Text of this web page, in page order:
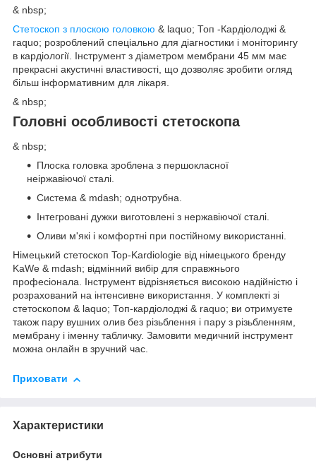
& nbsp;
Стетоскоп з плоскою головкою & laquo; Топ -Кардіолоджі &
raquo; розроблений спеціально для діагностики і моніторингу
в кардіології. Інструмент з діаметром мембрани 45 мм має
прекрасні акустичні властивості, що дозволяє зробити огляд
більш інформативним для лікаря.
& nbsp;
Головні особливості стетоскопа
& nbsp;
Плоска головка зроблена з першокласної
неіржавіючої сталі.
Система & mdash; однотрубна.
Інтегровані дужки виготовлені з нержавіючої сталі.
Оливи м'які і комфортні при постійному використанні.
Німецький стетоскоп Top-Kardiologie від німецького бренду
KaWe & mdash; відмінний вибір для справжнього
професіонала. Інструмент відрізняється високою надійністю і
розрахований на інтенсивне використання. У комплекті зі
стетоскопом & laquo; Топ-кардіолоджі & raquo; ви отримуєте
також пару вушних олив без різьблення і пару з різьбленням,
мембрану і іменну табличку. Замовити медичний інструмент
можна онлайн в зручний час.
Приховати
Характеристики
Основні атрибути